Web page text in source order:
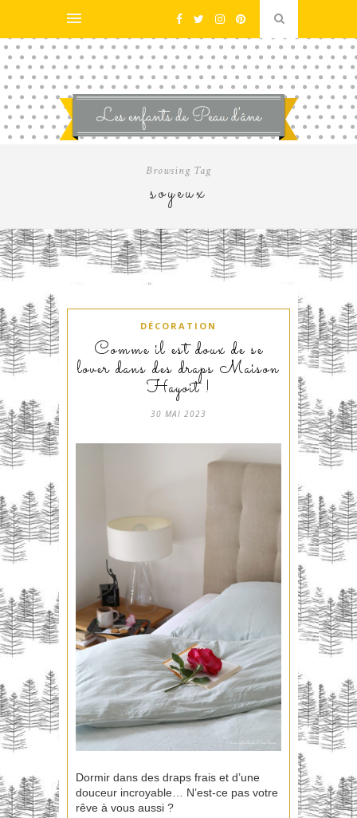
Browsing Tag
soyeux
DÉCORATION
Comme il est doux de se
lover dans des draps Maison
Hayoit !
30 MAI 2023
Dormir dans des draps frais et d’une
douceur incroyable… N’est-ce pas votre
rêve à vous aussi ?